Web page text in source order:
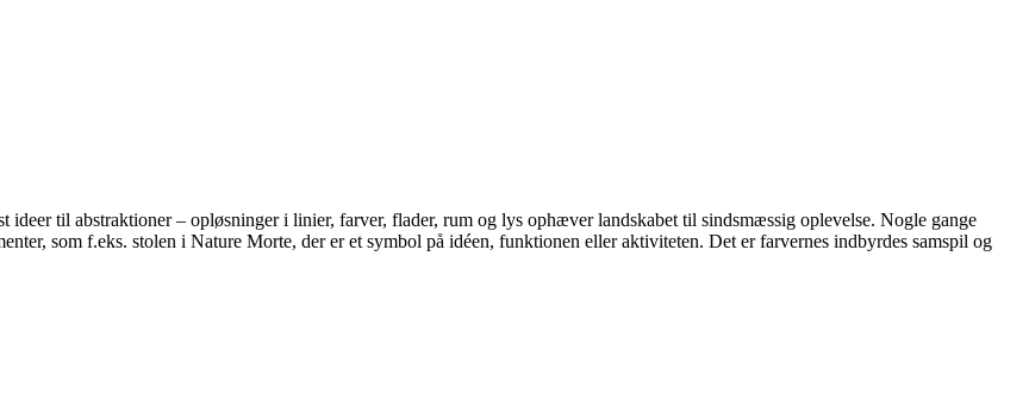
ideer til abstraktioner – opløsninger i linier, farver, flader, rum og lys ophæver landskabet til sindsmæssig oplevelse. Nogle gange
som f.eks. stolen i Nature Morte, der er et symbol på idéen, funktionen eller aktiviteten. Det er farvernes indbyrdes samspil og